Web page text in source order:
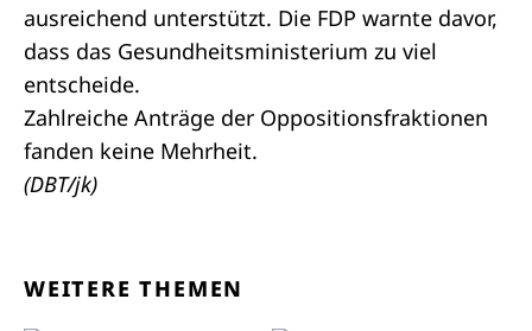
ausreichend unterstützt. Die FDP warnte davor,
dass das Gesundheitsministerium zu viel
entscheide.
Zahlreiche Anträge der Oppositionsfraktionen
fanden keine Mehrheit.
(DBT/jk)
WEITERE THEMEN